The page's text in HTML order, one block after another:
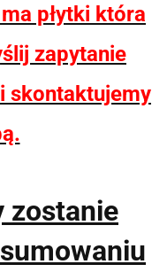
płytki która
zapytanie
skontaktujemy
zostanie